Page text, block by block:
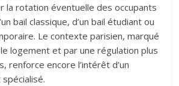
la rotation éventuelle des occupants
bail classique, d’un bail étudiant ou
Le contexte parisien, marqué
logement et par une régulation plus
renforce encore l’intérêt d’un